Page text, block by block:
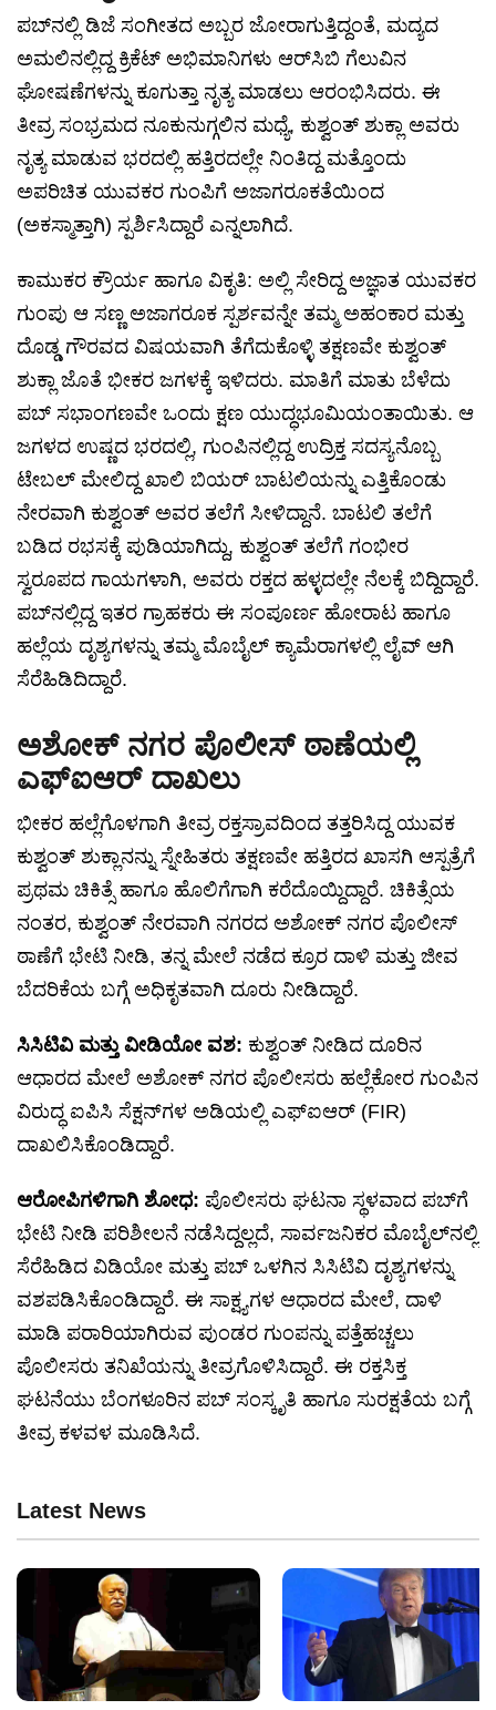
ಪಬ್‌ನಲ್ಲಿ ಡಿಜೆ ಸಂಗೀತದ ಅಬ್ಬರ ಜೋರಾಗುತ್ತಿದ್ದಂತೆ, ಮದ್ಯದ
ಅಮಲಿನಲ್ಲಿದ್ದ ಕ್ರಿಕೆಟ್ ಅಭಿಮಾನಿಗಳು ಆರ್‌ಸಿಬಿ ಗೆಲುವಿನ
ಘೋಷಣೆಗಳನ್ನು ಕೂಗುತ್ತಾ ನೃತ್ಯ ಮಾಡಲು ಆರಂಭಿಸಿದರು. ಈ
ತೀವ್ರ ಸಂಭ್ರಮದ ನೂಕುನುಗ್ಗಲಿನ ಮಧ್ಯೆ, ಕುಶ್ವಂತ್ ಶುಕ್ಲಾ ಅವರು
ನೃತ್ಯ ಮಾಡುವ ಭರದಲ್ಲಿ ಹತ್ತಿರದಲ್ಲೇ ನಿಂತಿದ್ದ ಮತ್ತೊಂದು
ಅಪರಿಚಿತ ಯುವಕರ ಗುಂಪಿಗೆ ಅಜಾಗರೂಕತೆಯಿಂದ
(ಅಕಸ್ಮಾತ್ತಾಗಿ) ಸ್ಪರ್ಶಿಸಿದ್ದಾರೆ ಎನ್ನಲಾಗಿದೆ.
ಕಾಮುಕರ ಕ್ರೌರ್ಯ ಹಾಗೂ ವಿಕೃತಿ: ಅಲ್ಲಿ ಸೇರಿದ್ದ ಅಜ್ಞಾತ ಯುವಕರ
ಗುಂಪು ಆ ಸಣ್ಣ ಅಜಾಗರೂಕ ಸ್ಪರ್ಶವನ್ನೇ ತಮ್ಮ ಅಹಂಕಾರ ಮತ್ತು
ದೊಡ್ಡ ಗೌರವದ ವಿಷಯವಾಗಿ ತೆಗೆದುಕೊಳ್ಳಿ ತಕ್ಷಣವೇ ಕುಶ್ವಂತ್
ಶುಕ್ಲಾ ಜೊತೆ ಭೀಕರ ಜಗಳಕ್ಕೆ ಇಳಿದರು. ಮಾತಿಗೆ ಮಾತು ಬೆಳೆದು
ಪಬ್ ಸಭಾಂಗಣವೇ ಒಂದು ಕ್ಷಣ ಯುದ್ಧಭೂಮಿಯಂತಾಯಿತು. ಆ
ಜಗಳದ ಉಷ್ಣದ ಭರದಲ್ಲಿ, ಗುಂಪಿನಲ್ಲಿದ್ದ ಉದ್ರಿಕ್ತ ಸದಸ್ಯನೊಬ್ಬ
ಟೇಬಲ್ ಮೇಲಿದ್ದ ಖಾಲಿ ಬಿಯರ್ ಬಾಟಲಿಯನ್ನು ಎತ್ತಿಕೊಂಡು
ನೇರವಾಗಿ ಕುಶ್ವಂತ್ ಅವರ ತಲೆಗೆ ಸೀಳಿದ್ದಾನೆ. ಬಾಟಲಿ ತಲೆಗೆ
ಬಡಿದ ರಭಸಕ್ಕೆ ಪುಡಿಯಾಗಿದ್ದು, ಕುಶ್ವಂತ್ ತಲೆಗೆ ಗಂಭೀರ
ಸ್ವರೂಪದ ಗಾಯಗಳಾಗಿ, ಅವರು ರಕ್ತದ ಹಳ್ಳದಲ್ಲೇ ನೆಲಕ್ಕೆ ಬಿದ್ದಿದ್ದಾರೆ.
ಪಬ್‌ನಲ್ಲಿದ್ದ ಇತರ ಗ್ರಾಹಕರು ಈ ಸಂಪೂರ್ಣ ಹೋರಾಟ ಹಾಗೂ
ಹಲ್ಲೆಯ ದೃಶ್ಯಗಳನ್ನು ತಮ್ಮ ಮೊಬೈಲ್ ಕ್ಯಾಮೆರಾಗಳಲ್ಲಿ ಲೈವ್ ಆಗಿ
ಸೆರೆಹಿಡಿದಿದ್ದಾರೆ.
ಅಶೋಕ್ ನಗರ ಪೊಲೀಸ್ ಠಾಣೆಯಲ್ಲಿ
ಎಫ್‌ಐಆರ್ ದಾಖಲು
ಭೀಕರ ಹಲ್ಲೆಗೊಳಗಾಗಿ ತೀವ್ರ ರಕ್ತಸ್ರಾವದಿಂದ ತತ್ತರಿಸಿದ್ದ ಯುವಕ
ಕುಶ್ವಂತ್ ಶುಕ್ಲಾನನ್ನು ಸ್ನೇಹಿತರು ತಕ್ಷಣವೇ ಹತ್ತಿರದ ಖಾಸಗಿ ಆಸ್ಪತ್ರೆಗೆ
ಪ್ರಥಮ ಚಿಕಿತ್ಸೆ ಹಾಗೂ ಹೊಲಿಗೆಗಾಗಿ ಕರೆದೊಯ್ದಿದ್ದಾರೆ. ಚಿಕಿತ್ಸೆಯ
ನಂತರ, ಕುಶ್ವಂತ್ ನೇರವಾಗಿ ನಗರದ ಅಶೋಕ್ ನಗರ ಪೊಲೀಸ್
ಠಾಣೆಗೆ ಭೇಟಿ ನೀಡಿ, ತನ್ನ ಮೇಲೆ ನಡೆದ ಕ್ರೂರ ದಾಳಿ ಮತ್ತು ಜೀವ
ಬೆದರಿಕೆಯ ಬಗ್ಗೆ ಅಧಿಕೃತವಾಗಿ ದೂರು ನೀಡಿದ್ದಾರೆ.
ಸಿಸಿಟಿವಿ ಮತ್ತು ವೀಡಿಯೋ ವಶ: ಕುಶ್ವಂತ್ ನೀಡಿದ ದೂರಿನ
ಆಧಾರದ ಮೇಲೆ ಅಶೋಕ್ ನಗರ ಪೊಲೀಸರು ಹಲ್ಲೆಕೋರ ಗುಂಪಿನ
ವಿರುದ್ಧ ಐಪಿಸಿ ಸೆಕ್ಷನ್‌ಗಳ ಅಡಿಯಲ್ಲಿ ಎಫ್‌ಐಆರ್ (FIR)
ದಾಖಲಿಸಿಕೊಂಡಿದ್ದಾರೆ.
ಆರೋಪಿಗಳಿಗಾಗಿ ಶೋಧ: ಪೊಲೀಸರು ಘಟನಾ ಸ್ಥಳವಾದ ಪಬ್‌ಗೆ
ಭೇಟಿ ನೀಡಿ ಪರಿಶೀಲನೆ ನಡೆಸಿದ್ದಲ್ಲದೆ, ಸಾರ್ವಜನಿಕರ ಮೊಬೈಲ್‌ನಲ್ಲಿ
ಸೆರೆಹಿಡಿದ ವಿಡಿಯೋ ಮತ್ತು ಪಬ್ ಒಳಗಿನ ಸಿಸಿಟಿವಿ ದೃಶ್ಯಗಳನ್ನು
ವಶಪಡಿಸಿಕೊಂಡಿದ್ದಾರೆ. ಈ ಸಾಕ್ಷ್ಯಗಳ ಆಧಾರದ ಮೇಲೆ, ದಾಳಿ
ಮಾಡಿ ಪರಾರಿಯಾಗಿರುವ ಪುಂಡರ ಗುಂಪನ್ನು ಪತ್ತೆಹಚ್ಚಲು
ಪೊಲೀಸರು ತನಿಖೆಯನ್ನು ತೀವ್ರಗೊಳಿಸಿದ್ದಾರೆ. ಈ ರಕ್ತಸಿಕ್ತ
ಘಟನೆಯು ಬೆಂಗಳೂರಿನ ಪಬ್‌ ಸಂಸ್ಕೃತಿ ಹಾಗೂ ಸುರಕ್ಷತೆಯ ಬಗ್ಗೆ
ತೀವ್ರ ಕಳವಳ ಮೂಡಿಸಿದೆ.
Latest News